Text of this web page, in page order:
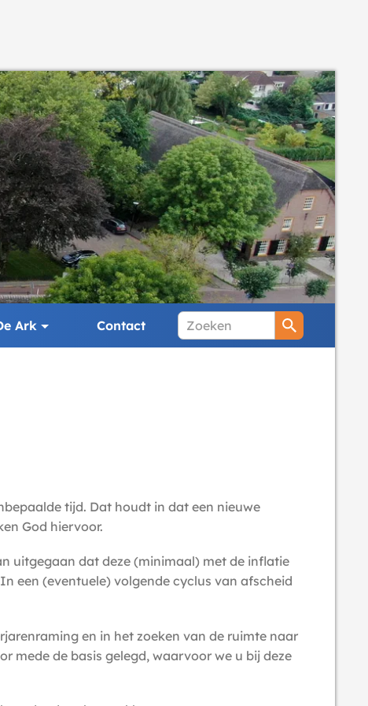
Ark Contact
tijd. Dat houdt in dat een nieuwe
God hiervoor.
uitgegaan dat deze (minimaal) met de inflatie
een (eventuele) volgende cyclus van afscheid
en in het zoeken van de ruimte naar
mede de basis gelegd, waarvoor we u bij deze